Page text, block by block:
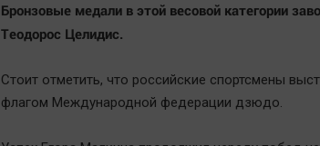
Бронзовые медали в этой весовой категории
Теодорос Целидис.
Стоит отметить, что российские спортсмены
флагом Международной федерации дзюдо.